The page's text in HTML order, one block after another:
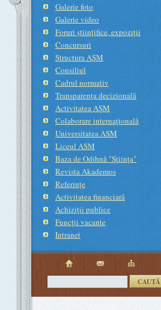
Galerie foto
Galerie video
Foruri ştiinţifice, expoziţii
Concursuri
Structura AŞM
Consiliul
Cadrul normativ
Transparenţa decizională
Activitatea AŞM
Colaborare internaţională
Universitatea ASM
Liceul ASM
Baza de Odihnă "Ştiinţa"
Revista Akademos
Referinţe
Activitatea financiară
Achiziţii publice
Funcţii vacante
Intranet
CAUTĂ